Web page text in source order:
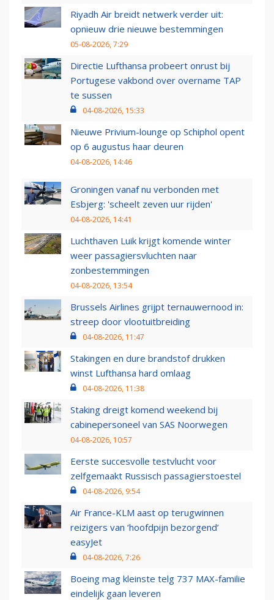
Riyadh Air breidt netwerk verder uit:
opnieuw drie nieuwe bestemmingen
05-08-2026, 7:29
Directie Lufthansa probeert onrust bij
Portugese vakbond over overname TAP
te sussen
04-08-2026, 15:33
Nieuwe Privium-lounge op Schiphol opent
op 6 augustus haar deuren
04-08-2026, 14:46
Groningen vanaf nu verbonden met
Esbjerg: 'scheelt zeven uur rijden'
04-08-2026, 14:41
Luchthaven Luik krijgt komende winter
weer passagiersvluchten naar
zonbestemmingen
04-08-2026, 13:54
Brussels Airlines grijpt ternauwernood in:
streep door vlootuitbreiding
04-08-2026, 11:47
Stakingen en dure brandstof drukken
winst Lufthansa hard omlaag
04-08-2026, 11:38
Staking dreigt komend weekend bij
cabinepersoneel van SAS Noorwegen
04-08-2026, 10:57
Eerste succesvolle testvlucht voor
zelfgemaakt Russisch passagierstoestel
04-08-2026, 9:54
Air France-KLM aast op terugwinnen
reizigers van ‘hoofdpijn bezorgend’
easyJet
04-08-2026, 7:26
Boeing mag kleinste telg 737 MAX-familie
eindelijk gaan leveren